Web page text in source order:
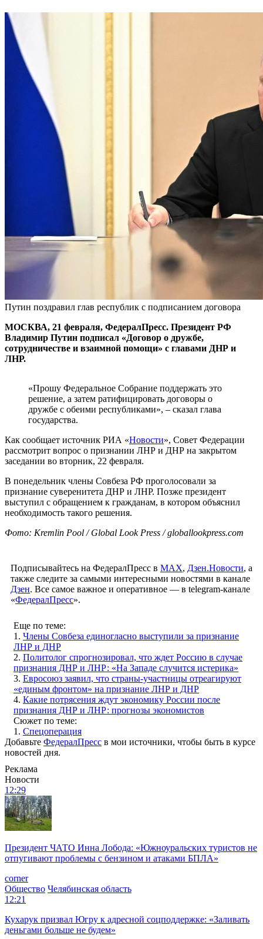
Путин поздравил глав республик с подписанием договора
МОСКВА, 21 февраля, ФедералПресс. Президент РФ
Владимир Путин подписал «Договор о дружбе,
сотрудничестве и взаимной помощи» с главами ДНР и
ЛНР.
«Прошу Федеральное Собрание поддержать это
решение, а затем ратифицировать договоры о
дружбе с обеими республиками», – сказал глава
государства.
Как сообщает источник РИА «Новости», Совет Федерации
рассмотрит вопрос о признании ЛНР и ДНР на закрытом
заседании во вторник, 22 февраля.
В понедельник члены Совбеза РФ проголосовали за
признание суверенитета ДНР и ЛНР. Позже президент
выступил с обращением к гражданам, в котором объяснил
необходимость такого решения.
Фото: Kremlin Pool / Global Look Press / globallookpress.com
Подписывайтесь на ФедералПресс в МАХ, Дзен.Новости, а
также следите за самыми интересными новостями в канале
Дзен. Все самое важное и оперативное — в telegram-канале
«ФедералПресс».
Еще по теме:
1. Члены Совбеза единогласно выступили за признание
ЛНР и ДНР
2. Политолог спрогнозировал, что ждет Россию в случае
признания ДНР и ЛНР: «На Западе случится истерика»
3. Евросоюз заявил, что страны-участницы отреагируют
«единым фронтом» на признание ЛНР и ДНР
4. Какие потрясения ждут экономику России после
признания ДНР и ЛНР: прогнозы экономистов
Сюжет по теме:
1. Спецоперация
Добавьте ФедералПресс в мои источники, чтобы быть в курсе
новостей дня.
Реклама
Новости
12:29
Президент ЧАТО Инна Лобода: «Южноуральских туристов не
отпугивают проблемы с бензином и атаками БПЛА»
corner
Общество Челябинская область
12:21
Кухарук призвал Югру к адресной соцподдержке: «Заливать
деньгами больше не будем»